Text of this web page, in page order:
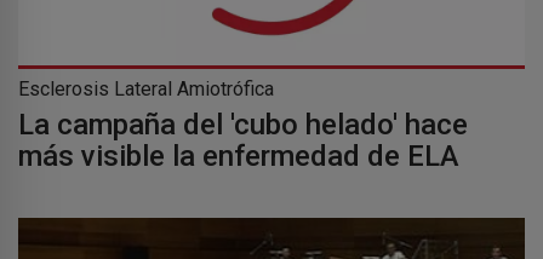
Esclerosis Lateral Amiotrófica
La campaña del 'cubo helado' hace
más visible la enfermedad de ELA